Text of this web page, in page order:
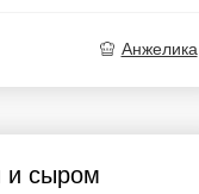
Анжелика
и сыром